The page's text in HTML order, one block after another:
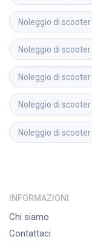
Noleggio di scooter
Noleggio di scooter
Noleggio di scooter
Noleggio di scooter
Noleggio di scooter
INFORMAZIONI
Chi siamo
Contattaci